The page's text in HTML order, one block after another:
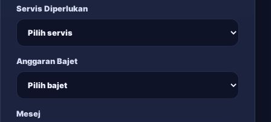
Servis Diperlukan
Anggaran Bajet
Mesej